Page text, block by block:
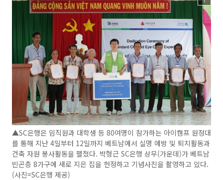
▲SC은행은 임직원과 대학생 등 80여명이 참가하는 아이캠프 원정대
를 통해 지난 4일부터 12일까지 베트남에서 실명 예방 및 퇴치활동과
건축 자원 봉사활동을 펼쳤다. 박형근 SC은행 상무(가운데)가 베트남
빈곤층 8가구에 새로 지은 집을 헌정하고 기념사진을 촬영하고 있다.
(사진=SC은행 제공)